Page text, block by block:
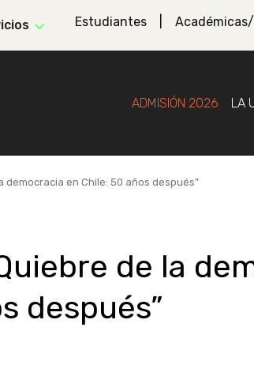
Estudiantes
ADMISIÓN 2026 LA
democracia en Chile: 50 años después”
de la
después”